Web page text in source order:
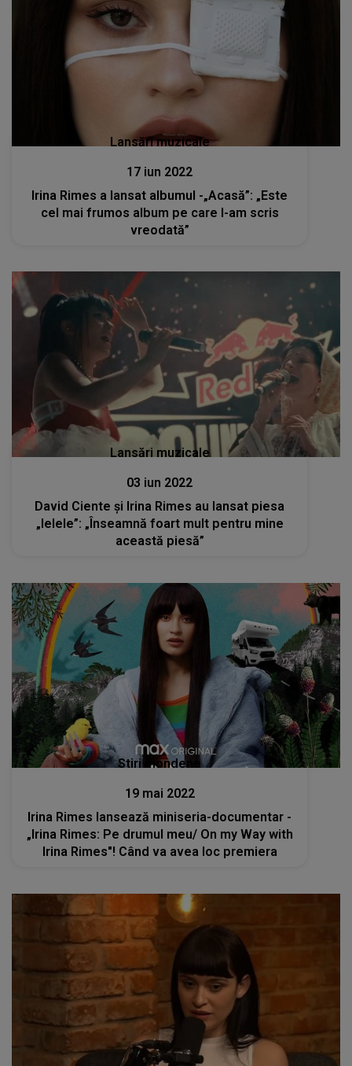
Lansări muzicale
17 iun 2022
Irina Rimes a lansat albumul -„Acasă”: „Este
cel mai frumos album pe care l-am scris
vreodată”
Lansări muzicale
03 iun 2022
David Ciente și Irina Rimes au lansat piesa
„Ielele”: „Înseamnă foart mult pentru mine
această piesă”
Stiri mondene
19 mai 2022
Irina Rimes lansează miniseria-documentar -
„Irina Rimes: Pe drumul meu/ On my Way with
Irina Rimes"! Când va avea loc premiera